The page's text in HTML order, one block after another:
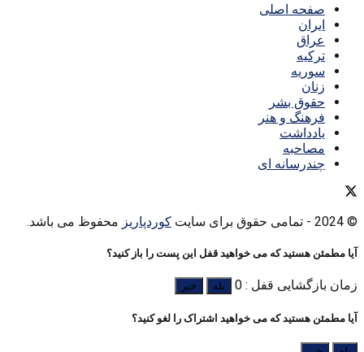
صفحه اصلی
ایران
عراق
ترکیه
سوریه
زنان
حقوق بشر
فرهنگ و هنر
یادداشت
مصاحبه
چندرسانه ای
© 2024 - تمامی حقوق برای سایت کوردپاریز محفوظ می باشد.
آیا مطمئن هستید که می خواهید قفل این پست را باز کنید؟
زمان بازگشایی قفل : 0 بله خیر
آیا مطمئن هستید که می خواهید اشتراک را لغو کنید؟